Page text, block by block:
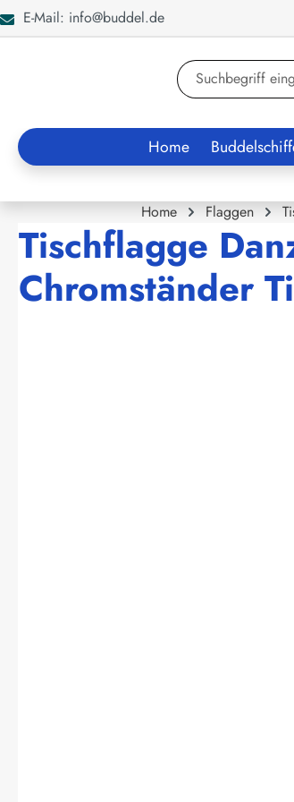
Zur Suche springen
E-Mail: info@buddel.de
Home
Home Flaggen
Tischflagge
Chromständer